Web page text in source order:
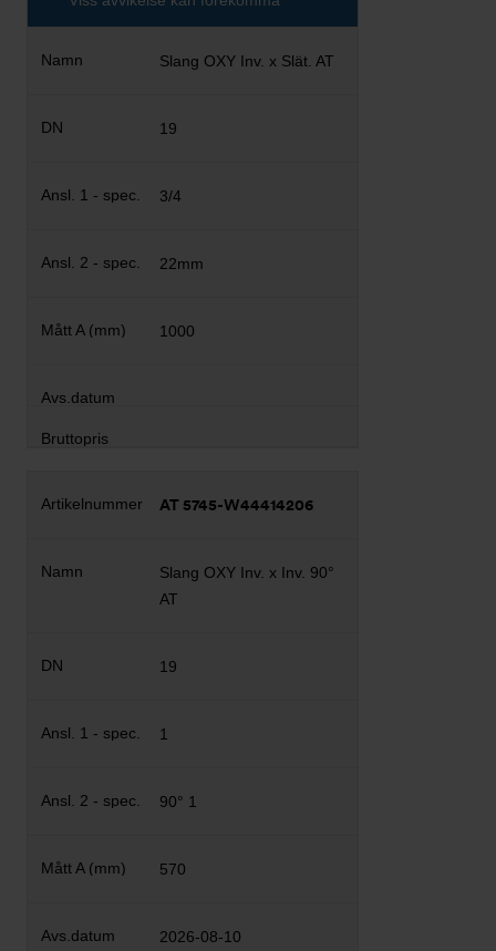
Slang OXY Inv. x Slät. AT
19
3/4
22mm
1000
AT 5745-W44414206
Slang OXY Inv. x Inv. 90°
AT
19
1
90° 1
570
2026-08-10